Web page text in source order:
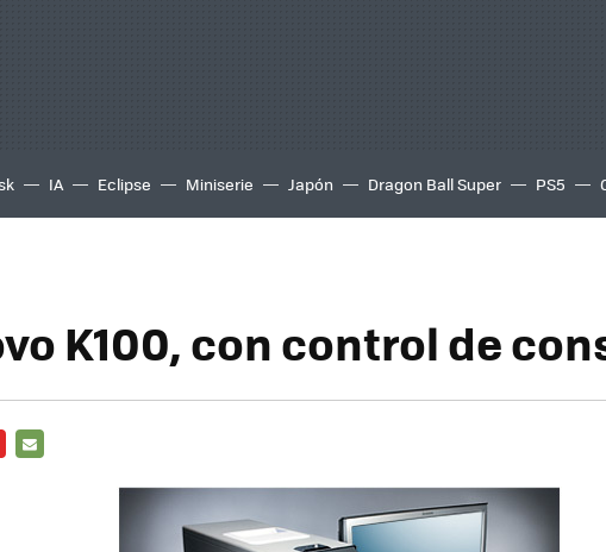
IA Eclipse Miniserie Japón Dragon Ball Super PS5
K100, con control de